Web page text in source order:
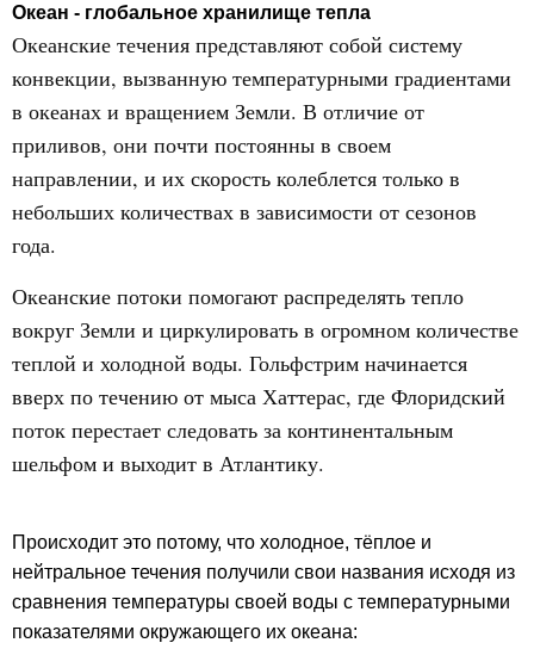
Океан - глобальное хранилище тепла
Океанские течения представляют собой систему
конвекции, вызванную температурными градиентами
в океанах и вращением Земли. В отличие от
приливов, они почти постоянны в своем
направлении, и их скорость колеблется только в
небольших количествах в зависимости от сезонов
года.
Океанские потоки помогают распределять тепло
вокруг Земли и циркулировать в огромном количестве
теплой и холодной воды. Гольфстрим начинается
вверх по течению от мыса Хаттерас, где Флоридский
поток перестает следовать за континентальным
шельфом и выходит в Атлантику.
Происходит это потому, что холодное, тёплое и
нейтральное течения получили свои названия исходя из
сравнения температуры своей воды с температурными
показателями окружающего их океана: